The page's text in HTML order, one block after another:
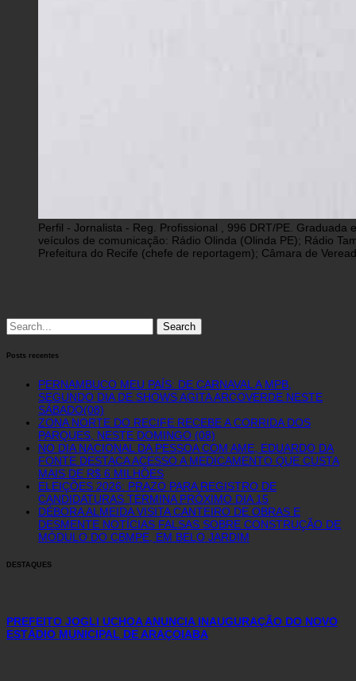
Perfil - Jornalista - Reg. Profissional , 996 DRT/PE.
veículos de comunicação: Rádio Olinda (Olinda PE); Rádio
Prefeitura do Recife (chefe de reportagem); Câmara de
Search
for:
Posts recentes
PERNAMBUCO MEU PAÍS: DE CARNAVAL A MPB,
SEGUNDO DIA DE SHOWS AGITA ARCOVERDE NESTE
SÁBADO(08)
ZONA NORTE DO RECIFE RECEBE A CORRIDA DOS
PARQUES, NESTE DOMINGO (08)
NO DIA NACIONAL DA PESSOA COM AME, EDUARDO DA
FONTE DESTACA ACESSO A MEDICAMENTO QUE CUSTA
MAIS DE R$ 6 MILHÕES
ELEIÇÕES 2026: PRAZO PARA REGISTRO DE
CANDIDATURAS TERMINA PRÓXIMO DIA 15
DÉBORA ALMEIDA VISITA CANTEIRO DE OBRAS E
DESMENTE NOTÍCIAS FALSAS SOBRE CONSTRUÇÃO DE
MÓDULO DO CBMPE, EM BELO JARDIM
DESTAQUES
PREFEITO JOGLI UCHOA ANUNCIA INAUGURAÇÃO DO NOVO
ESTÁDIO MUNICIPAL DE ARAÇOIABA